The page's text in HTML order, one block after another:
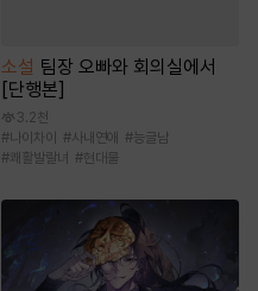
소설 팀장 오빠와 회의실에서
[단행본]
3.2천
#나이차이 #사내연애 #능글남
#쾌활발랄녀 #현대물